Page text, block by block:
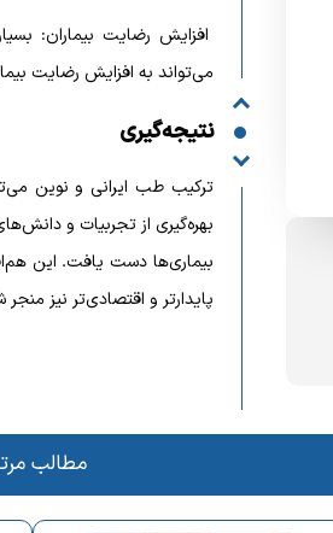
افزایش رضایت بیماران:
می‌تواند به افزایش رضایت
نتیجه‌گیری
ترکیب طب ایرانی و نوین
بهره‌گیری از تجربیات و
بیماری‌ها دست یافت. این
پایدارتر و اقتصادی‌تر نیز منجر
مطالب